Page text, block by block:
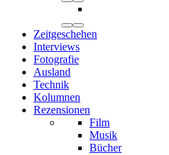
Zeitgeschehen
Interviews
Fotografie
Ausland
Technik
Kolumnen
Rezensionen
Film
Musik
Bücher